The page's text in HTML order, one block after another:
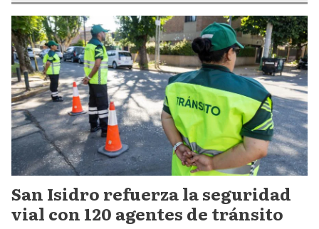
San Isidro refuerza la seguridad
vial con 120 agentes de tránsito